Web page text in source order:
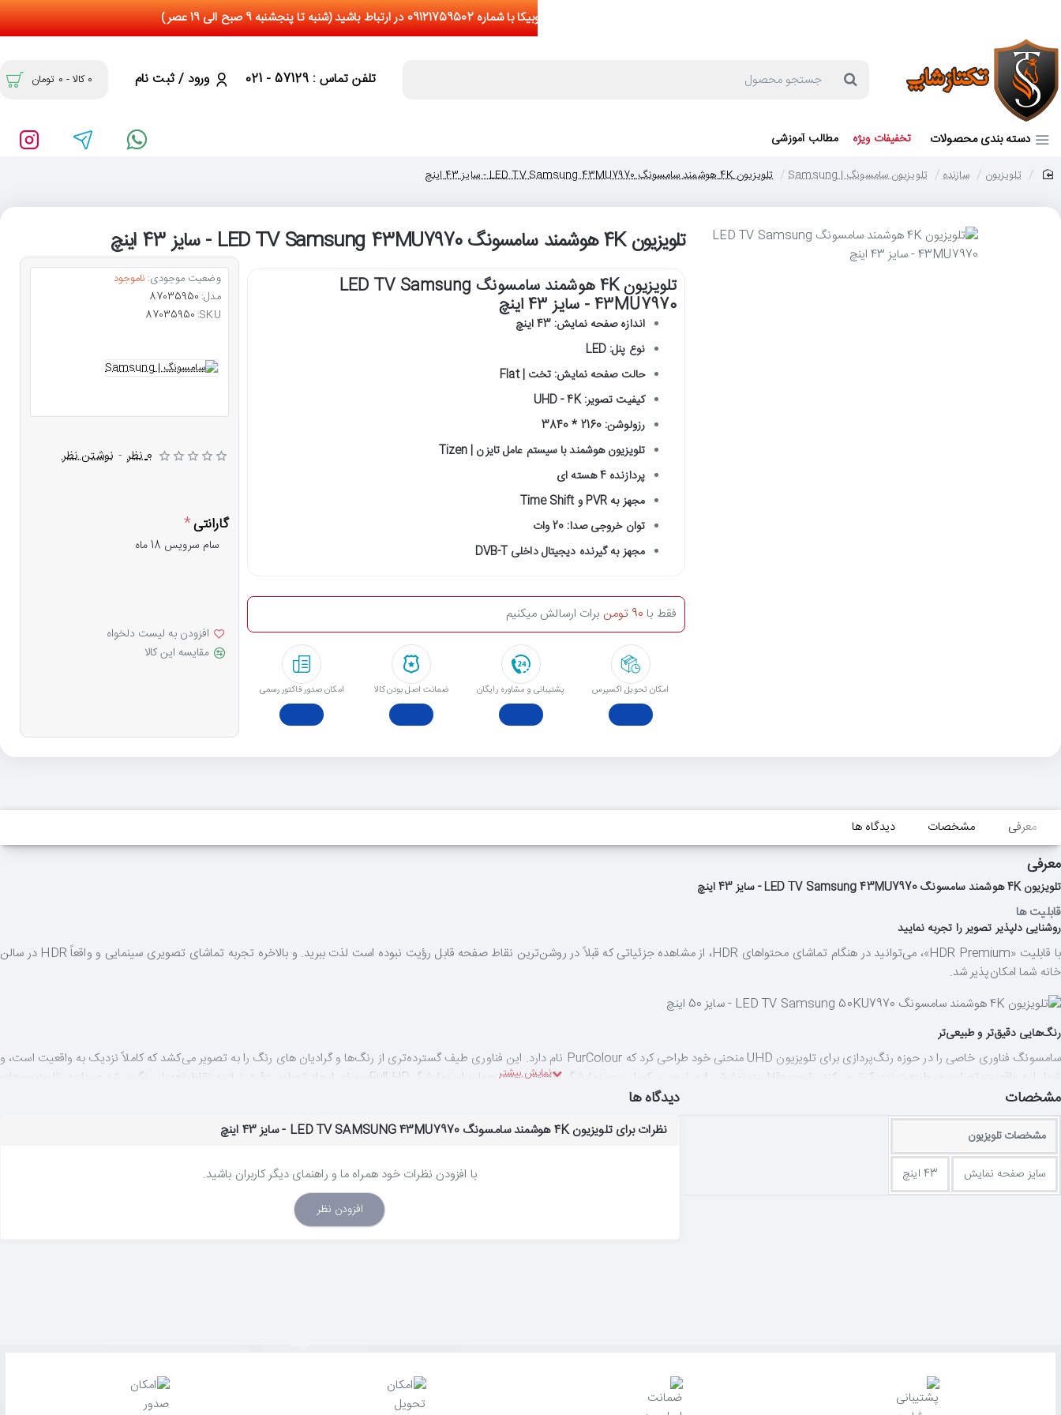
جستجو
تلفن تماس : 57129 - 021 ورود / ثبت نام 0 کالا - 0 تومان
دسته بندی محصولات تخفیفات ویژه مطالب آموزشی
تلویزیون سازنده تلویزیون سامسونگ | Samsung تلویزیون 4K هوشمند سامسونگ LED TV Samsung 43MU7970 - سایز 43 اینچ
تلویزیون 4K هوشمند سامسونگ LED TV Samsung 43MU7970 - سایز 43 اینچ
تلویزیون 4K هوشمند سامسونگ LED TV Samsung
43MU7970 - سایز 43 اینچ
اندازه صفحه نمایش: 43 اینچ
نوع پنل: LED
حالت صفحه نمایش: تخت | Flat
کیفیت تصویر: UHD - 4K
رزولوشن: 2160 * 3840
تلویزیون هوشمند با سیستم عامل تایزن | Tizen
پردازنده 4 هسته ای
مجهز به PVR و Time Shift
توان خروجی صدا: 20 وات
مجهز به گیرنده دیجیتال داخلی DVB-T
امکان تحویل اکسپرس پشتیبانی و مشاوره رایگان ﺿﻤﺎﻧﺖ اﺻﻞ ﺑﻮدن ﮐﺎﻟﺎ امکان صدور فاکتور رسمی
فقط با 90 تومن برات ارسالش میکنیم
وضعیت موجودی: ناموجود
مدل: 87035950
SKU:
87035950
0 نظر - نوشتن نظر
گارانتی
سام سرویس 18 ماه
افزودن به لیست دلخواه
مقایسه این کالا
معرفی مشخصات دیدگاه ها
معرفی
تلویزیون 4K هوشمند سامسونگ LED TV Samsung 43MU7970 - سایز 43 اینچ
قابلیت ها
روشنایی دلپذیر تصویر را تجربه نمایید
با قابلیت «HDR Premium»، می‌توانید در هنگام تماشای محتواهای HDR، از مشاهده جزئیاتی که قبلاً در روشن‌ترین نقاط صفحه قابل رؤیت نبوده است لذت ببرید. و بالاخره تجربه تماشای تصویری سینمایی و واقعاً HDR در سالن
خانه شما امکان‌پذیر شد.
رنگ‌هایی دقیق‌تر و طبیعی‌تر
سامسونگ فناوری خاصی را در حوزه رنگ‌پردازی برای تلویزیون UHD منحنی خود طراحی کرد که PurColour نام دارد. این فناوری طیف گسترده‌تری از رنگ‌ها و گرادیان های رنگ را به تصویر می‌کشد که کاملاً نزدیک به واقعیت است، و
شما را به واقعیت تصاویر در طبیعت نزدیک‌تر می‌کند. با وجودقابلیت نمایش 8 میلیون پیکسل روی نمایشگر UHD —یعنی چهار برابر نمایشگر Full HD—برای ایجاد تصاویر دقیق نیاز به نقاط تعدیل رنگ بیشتری دارید. تلویزیون‌های
UHD پیشین حدود 27 نقطه تعدیل رنگ دارند، ولی فناوری PurColour این نقاط را به طور شگفت‌انگیزی تا 7 برابر افزایش می‌دهد. بدین ترتیب، رنگ‌ها و گرادیان های بوجود می‌آید که بسیار پررنگ‌تر و خالص‌تر هستند.
تک‌تک جزئیات را با وضوح خیره‌کننده UHD 4K تماشا کنید
جزئیات را با وضوحی شفاف و چهار برابر وضوح تلویزیون‌های FHD مشاهده کنید به لطف رنگ‌پردازی و روشنایی واقعی، هر آنچه تماشا می‌کنید جلوه بهتری از خود نشان خواهد داد.
موتور پردازشگر UHD سامسونگ حتی در هنگام پخش جریانی محتواهایی با وضوح کم نیز تصاویری تقریباً در سطح UHD را به شما ارائه می‌دهد. این موتور از یک فرآیند 4 مرحله‌ای ابتکاری برای تبدیل محتوای مورد علاقه‌تان به
محتوایی با کیفیت عالی و واقعی استفاده می‌کند.
مشخصات
مشخصات تلویزیون
سایز صفحه نمایش
43 اینچ
دیدگاه ها
نظرات برای تلویزیون 4K هوشمند سامسونگ LED TV SAMSUNG 43MU7970 - سایز 43 اینچ
با افزودن نظرات خود همراه ما و راهنمای دیگر کاربران باشید.
افزودن نظر